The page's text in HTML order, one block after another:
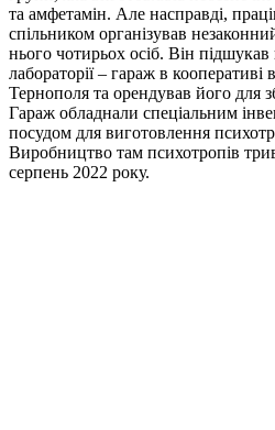
та амфетамін. Але насправді,
спільником організував
нього чотирьох осіб. Він
лабораторії – гараж в кооперативі
Тернополя та орендував його для
Гараж обладнали спеціальним
посудом для виготовлення
Виробництво там психотропів
серпень 2022 року.